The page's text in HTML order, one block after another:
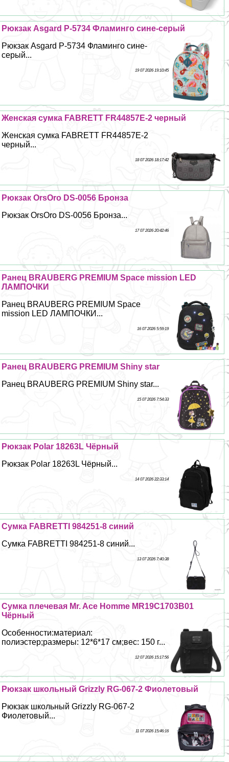
Рюкзак Asgard Р-5734 Фламинго сине-серый
Рюкзак Asgard Р-5734 Фламинго сине-
серый...
19 07 2026 19:10:45
Женская сумка FABRETT FR44857E-2 черный
Женская сумка FABRETT FR44857E-2
черный...
18 07 2026 18:17:42
Рюкзак OrsOro DS-0056 Бронза
Рюкзак OrsOro DS-0056 Бронза...
17 07 2026 20:42:46
Ранец BRAUBERG PREMIUM Space mission LED
ЛАМПОЧКИ
Ранец BRAUBERG PREMIUM Space
mission LED ЛАМПОЧКИ...
16 07 2026 5:59:19
Ранец BRAUBERG PREMIUM Shiny star
Ранец BRAUBERG PREMIUM Shiny star...
15 07 2026 7:54:33
Рюкзак Polar 18263L Чёрный
Рюкзак Polar 18263L Чёрный...
14 07 2026 22:33:14
Сумка FABRETTI 984251-8 синий
Сумка FABRETTI 984251-8 синий...
13 07 2026 7:40:38
Сумка плечевая Mr. Ace Homme MR19C1703B01
Чёрный
Особенности:материал:
полиэстер;размеры: 12*6*17 см;вес: 150 г...
12 07 2026 15:17:56
Рюкзак школьный Grizzly RG-067-2 Фиолетовый
Рюкзак школьный Grizzly RG-067-2
Фиолетовый...
11 07 2026 15:46:16